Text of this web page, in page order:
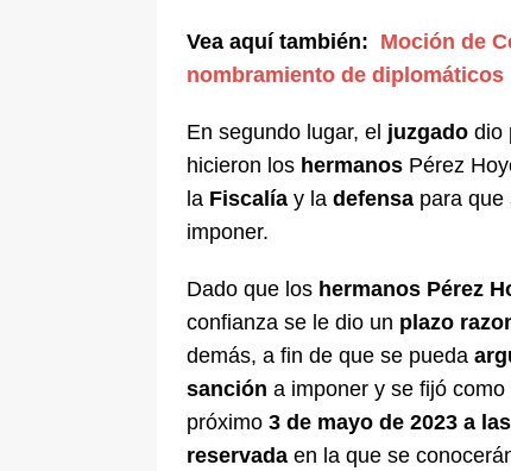
Vea aquí también: Moción de
nombramiento de diplomáticos
En segundo lugar, el juzgado dio
hicieron los hermanos Pérez
la Fiscalía y la defensa para que
imponer.
Dado que los hermanos Pérez
confianza se le dio un plazo
demás, a fin de que se pueda
sanción a imponer y se fijó como
próximo 3 de mayo de 2023 a
reservada en la que se